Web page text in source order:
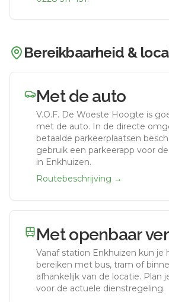
Bereikbaarheid &
Met de auto
V.O.F. De Woeste Hoogte is
met de auto. In de directe
betaalde parkeerplaatsen
gebruik een parkeerapp voor
in Enkhuizen.
Routebeschrijving →
Met openbaar
Vanaf station Enkhuizen kun je
bereiken met bus, tram of
afhankelijk van de locatie. Plan
voor de actuele dienstregeling.